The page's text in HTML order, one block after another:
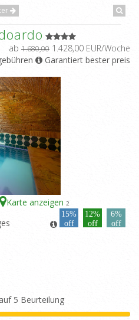
ab 1.680,00 1.428,00 EUR/Woche
Garantiert bester preis
Karte anzeigen 2
15%
off
12%
off
6%
off
5 Beurteilung